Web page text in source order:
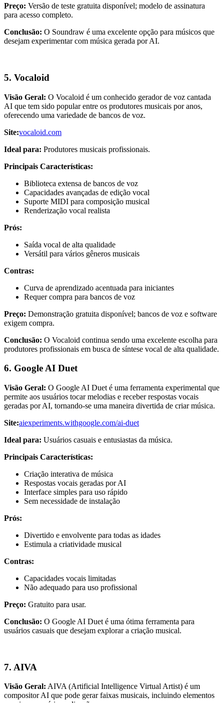
Preço: Versão de teste gratuita disponível; modelo de assinatura
para acesso completo.
Conclusão: O Soundraw é uma excelente opção para músicos que
desejam experimentar com música gerada por AI.
5. Vocaloid
Visão Geral: O Vocaloid é um conhecido gerador de voz cantada
AI que tem sido popular entre os produtores musicais por anos,
oferecendo uma variedade de bancos de voz.
Site:vocaloid.com
Ideal para: Produtores musicais profissionais.
Principais Características:
Biblioteca extensa de bancos de voz
Capacidades avançadas de edição vocal
Suporte MIDI para composição musical
Renderização vocal realista
Prós:
Saída vocal de alta qualidade
Versátil para vários gêneros musicais
Contras:
Curva de aprendizado acentuada para iniciantes
Requer compra para bancos de voz
Preço: Demonstração gratuita disponível; bancos de voz e software
exigem compra.
Conclusão: O Vocaloid continua sendo uma excelente escolha para
produtores profissionais em busca de síntese vocal de alta qualidade.
6. Google AI Duet
Visão Geral: O Google AI Duet é uma ferramenta experimental que
permite aos usuários tocar melodias e receber respostas vocais
geradas por AI, tornando-se uma maneira divertida de criar música.
Site:aiexperiments.withgoogle.com/ai-duet
Ideal para: Usuários casuais e entusiastas da música.
Principais Características:
Criação interativa de música
Respostas vocais geradas por AI
Interface simples para uso rápido
Sem necessidade de instalação
Prós:
Divertido e envolvente para todas as idades
Estimula a criatividade musical
Contras:
Capacidades vocais limitadas
Não adequado para uso profissional
Preço: Gratuito para usar.
Conclusão: O Google AI Duet é uma ótima ferramenta para
usuários casuais que desejam explorar a criação musical.
7. AIVA
Visão Geral: AIVA (Artificial Intelligence Virtual Artist) é um
compositor AI que pode gerar faixas musicais, incluindo elementos